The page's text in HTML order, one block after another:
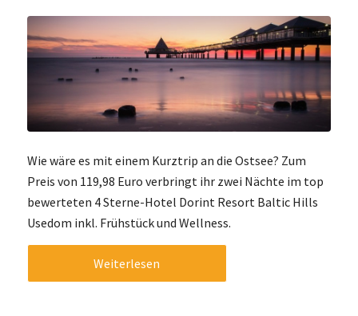
Wie wäre es mit einem Kurztrip an die Ostsee? Zum
Preis von 119,98 Euro verbringt ihr zwei Nächte im top
bewerteten 4 Sterne-Hotel Dorint Resort Baltic Hills
Usedom inkl. Frühstück und Wellness.
Weiterlesen